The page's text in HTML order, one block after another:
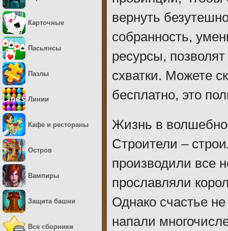
вернуть
собранность,
ресурсы,
схватки. Можете
бесплатно, это
Жизнь в
Строители –
производили все
прославляли
Однако счастье
напали
Карточные
Пасьянсы
Пазлы
Линии
Кафе и рестораны
Остров
Вампиры
Защита башни
Все сборники